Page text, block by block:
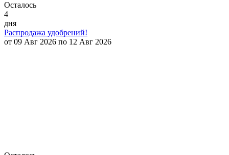
Осталось
4
дня
Распродажа удобрений!
от 09 Авг 2026 по 12 Авг 2026